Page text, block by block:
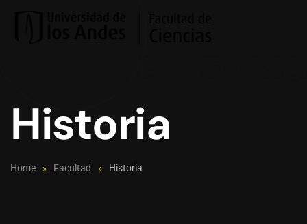
Historia
Home Facultad Historia